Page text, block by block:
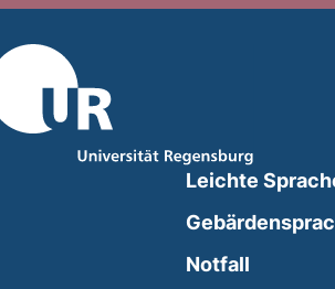
Leichte
Notfall